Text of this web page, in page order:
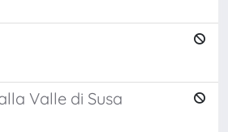
Valle di Susa